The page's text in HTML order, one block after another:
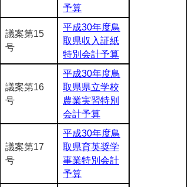
予算
議案第15
号
平成30年度鳥
取県収入証紙
特別会計予算
議案第16
号
平成30年度鳥
取県県立学校
農業実習特別
会計予算
議案第17
号
平成30年度鳥
取県育英奨学
事業特別会計
予算